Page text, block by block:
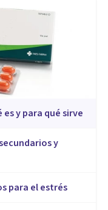
y para qué sirve
y
para el estrés